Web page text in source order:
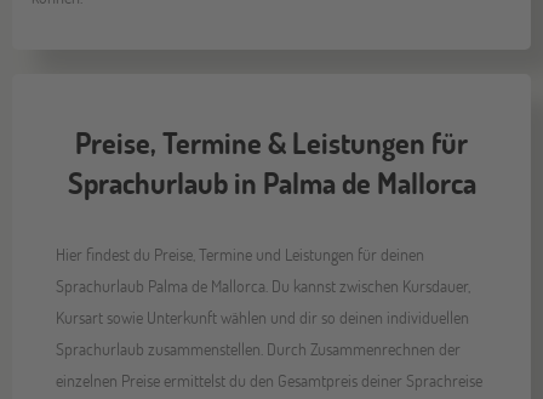
Preise, Termine & Leistungen für
Sprachurlaub in Palma de Mallorca
Hier findest du Preise, Termine und Leistungen für deinen
Sprachurlaub Palma de Mallorca. Du kannst zwischen Kursdauer,
Kursart sowie Unterkunft wählen und dir so deinen individuellen
Sprachurlaub zusammenstellen. Durch Zusammenrechnen der
einzelnen Preise ermittelst du den Gesamtpreis deiner Sprachreise